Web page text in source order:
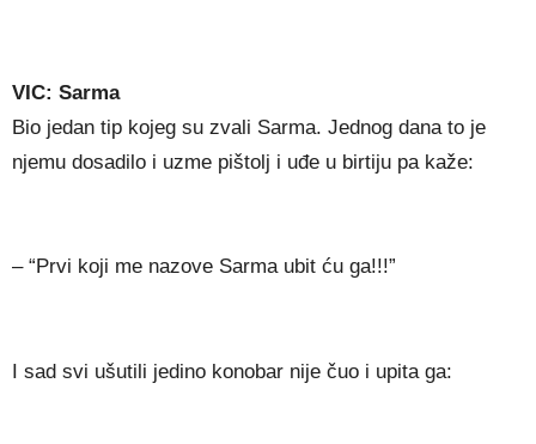
VIC: Sarma
Bio jedan tip kojeg su zvali Sarma. Jednog dana to je
njemu dosadilo i uzme pištolj i uđe u birtiju pa kaže:
– “Prvi koji me nazove Sarma ubit ću ga!!!”
I sad svi ušutili jedino konobar nije čuo i upita ga: